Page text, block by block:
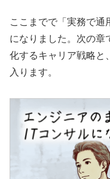
ここまでで「実務で通
になりました。次の章
化するキャリア戦略と
入ります。